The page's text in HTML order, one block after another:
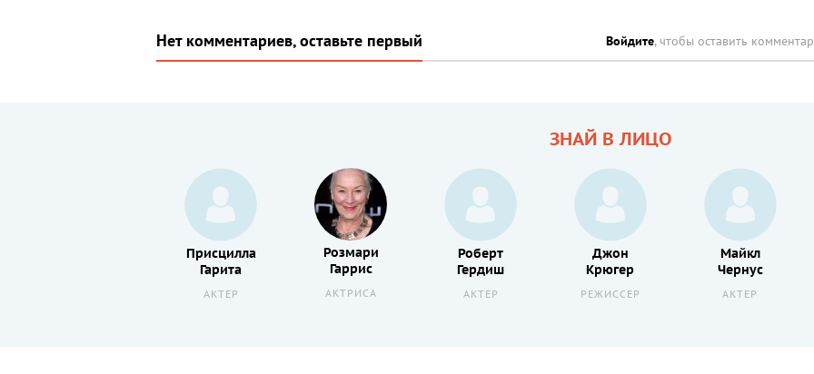
Нет комментариев, оставьте первый Войдите, чтобы оставить
ЗНАЙ В ЛИЦО
Присцилла
Гарита
АКТЕР
Розмари
Гаррис
АКТРИСА
Роберт
Гердиш
АКТЕР
Джон
Крюгер
РЕЖИССЕР
Майкл
Чернус
АКТЕР